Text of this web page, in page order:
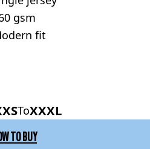
gsm
fit
ToXXXL
TO BUY